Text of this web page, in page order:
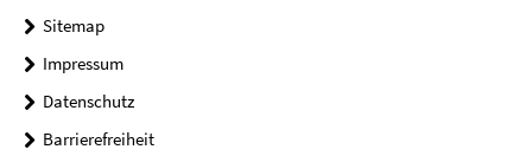
Sitemap
Impressum
Datenschutz
Barrierefreiheit